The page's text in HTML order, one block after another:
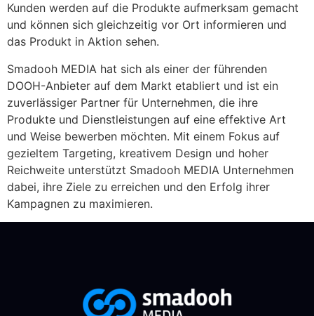
Kunden werden auf die Produkte aufmerksam gemacht
und können sich gleichzeitig vor Ort informieren und
das Produkt in Aktion sehen.
Smadooh MEDIA hat sich als einer der führenden
DOOH-Anbieter auf dem Markt etabliert und ist ein
zuverlässiger Partner für Unternehmen, die ihre
Produkte und Dienstleistungen auf eine effektive Art
und Weise bewerben möchten. Mit einem Fokus auf
gezieltem Targeting, kreativem Design und hoher
Reichweite unterstützt Smadooh MEDIA Unternehmen
dabei, ihre Ziele zu erreichen und den Erfolg ihrer
Kampagnen zu maximieren.